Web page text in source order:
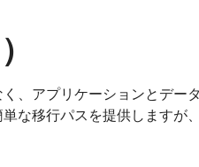
、アプリケーションとデー
な移行パスを提供しますが